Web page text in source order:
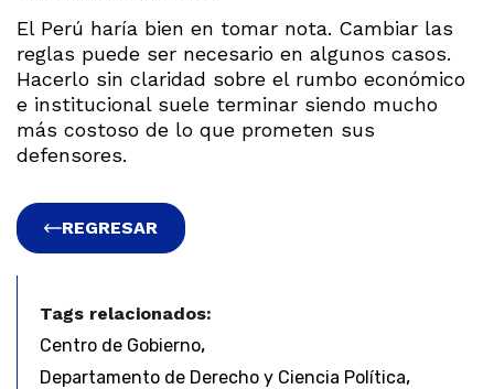
El Perú haría bien en tomar nota. Cambiar las
reglas puede ser necesario en algunos casos.
Hacerlo sin claridad sobre el rumbo económico
e institucional suele terminar siendo mucho
más costoso de lo que prometen sus
defensores.
REGRESAR
Tags relacionados:
Centro de Gobierno,
Departamento de Derecho y Ciencia Política,